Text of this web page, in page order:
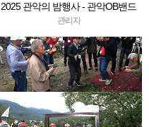
2025 관악의 밤행사 - 관악OB밴드
관리자